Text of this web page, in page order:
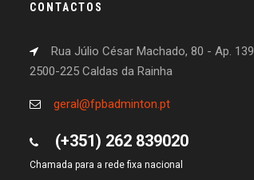
CONTACTOS
Rua Júlio César Machado, 80 - Ap. 139
2500-225 Caldas da Rainha
geral@fpbadminton.pt
(+351) 262 839020
Chamada para a rede fixa nacional